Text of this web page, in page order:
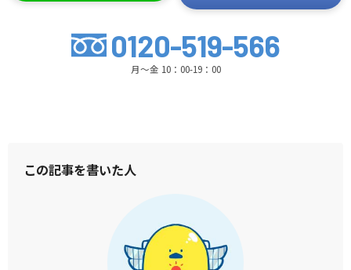
0120-519-566
月～金 10：00-19：00
この記事を書いた人